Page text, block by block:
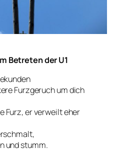
Betreten der U1
Furzgeruch um dich
Furz, er verweilt eher
und stumm.